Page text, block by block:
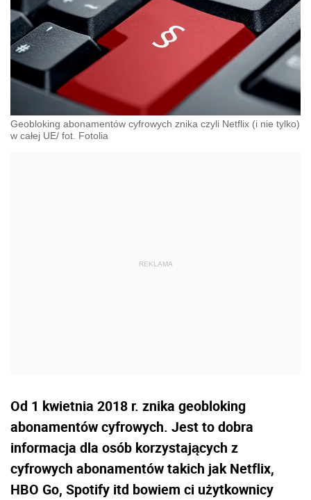
Geobloking abonamentów cyfrowych znika czyli Netflix (i nie tylko)
w całej UE/ fot. Fotolia
Od 1 kwietnia 2018 r. znika geobloking
abonamentów cyfrowych. Jest to dobra
informacja dla osób korzystających z
cyfrowych abonamentów takich jak Netflix,
HBO Go, Spotify itd bowiem ci użytkownicy